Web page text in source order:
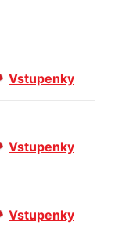
Vstupenky
Vstupenky
Vstupenky